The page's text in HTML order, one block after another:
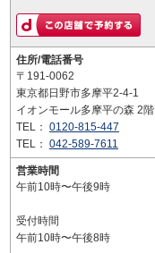
住所/電話番号
〒191-0062
東京都日野市多摩平2-4-1
イオンモール多摩平の森 2階
TEL： 0120-815-447
TEL： 042-589-7611
営業時間
午前10時〜午後9時
受付時間
午前10時〜午後8時